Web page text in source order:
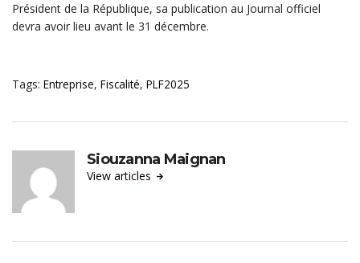
Président de la République, sa publication au Journal officiel
devra avoir lieu avant le 31 décembre.
Tags: Entreprise, Fiscalité, PLF2025
Siouzanna Maignan
View articles